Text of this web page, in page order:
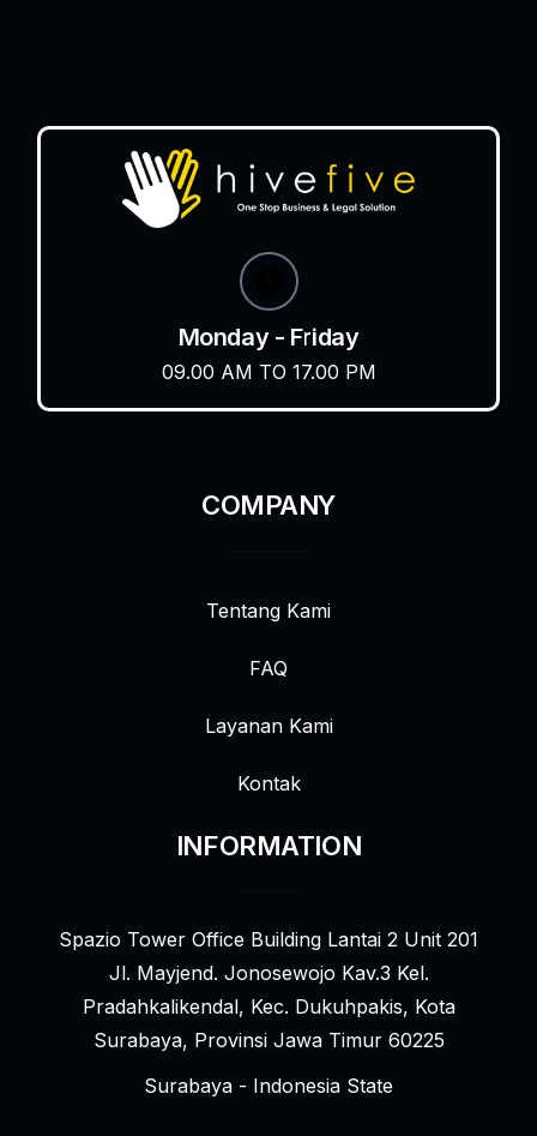
Monday - Friday
09.00 AM TO 17.00 PM
COMPANY
Tentang Kami
FAQ
Layanan Kami
Kontak
INFORMATION
Spazio Tower Office Building Lantai 2 Unit 201
Jl. Mayjend. Jonosewojo Kav.3 Kel.
Pradahkalikendal, Kec. Dukuhpakis, Kota
Surabaya, Provinsi Jawa Timur 60225
Surabaya - Indonesia State